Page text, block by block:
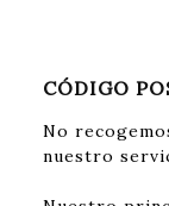
CÓDIGO
No
nuestro